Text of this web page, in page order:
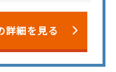
詳細を見る